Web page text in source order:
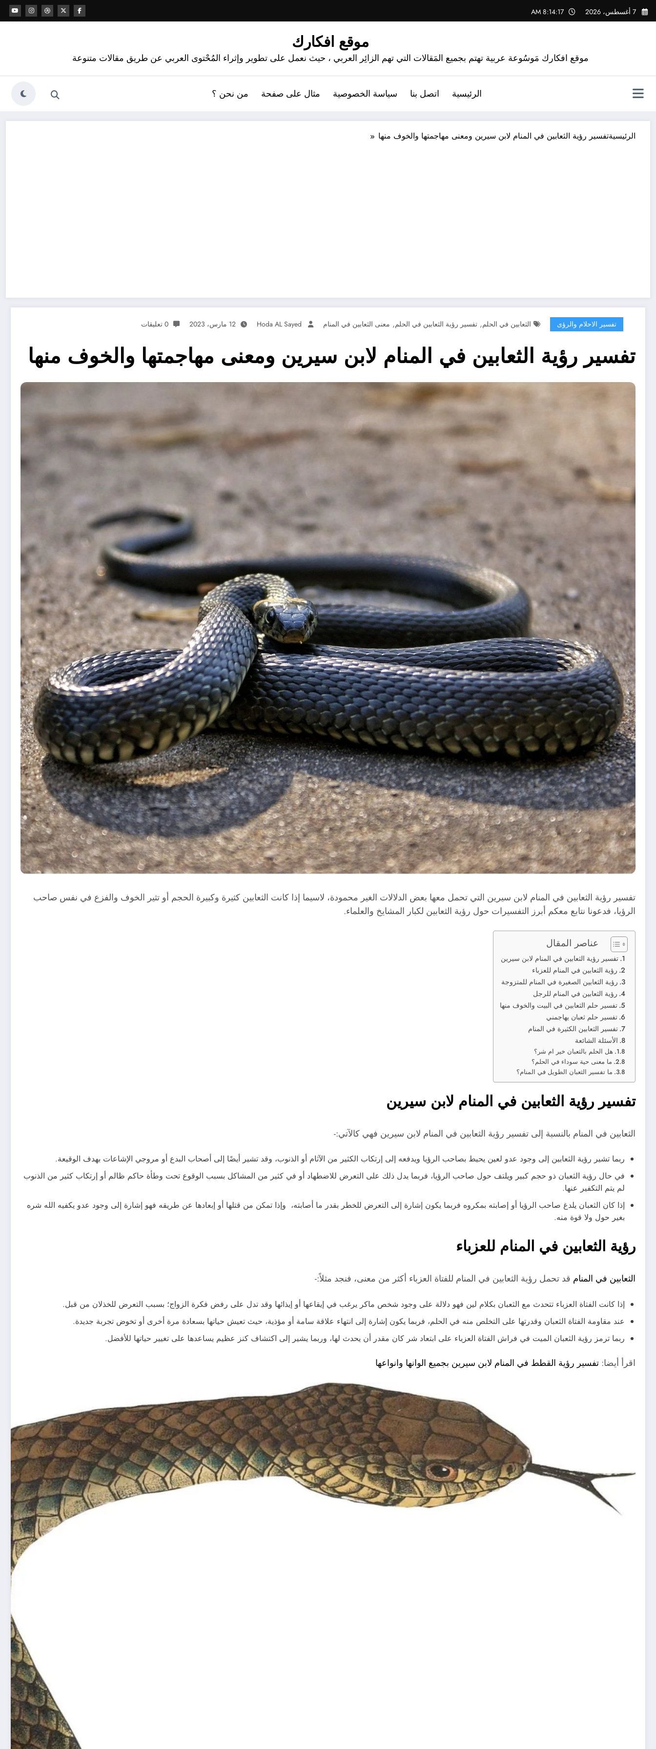
التجاوز
إلى
7 أغسطس، 2026 8:14:19 AM
موقع افكارك
موقع افكارك مَوسُوعة عربية تهتم بجميع المَقالات التي تهم الزائِر العربي ، حيث نعمل على تطوير وإثراء المُحْتوى العربي عن طريق مقالات متنوعة
الرئيسية اتصل بنا سياسة الخصوصية مثال على صفحة من نحن ؟
الرئيسيةتفسير رؤية الثعابين في المنام لابن سيرين ومعنى مهاجمتها والخوف منها
تفسير الاحلام والرؤى الثعابين في الحلم, تفسير رؤية الثعابين في الحلم, معنى الثعابين في المنام Hoda AL Sayed 12 مارس، 2023 0 تعليقات
تفسير رؤية الثعابين في المنام لابن سيرين ومعنى مهاجمتها والخوف منها
تفسير رؤية الثعابين في المنام لابن سيرين التي تحمل معها بعض الدلالات الغير محمودة، لاسيما إذا كانت الثعابين كثيرة وكبيرة الحجم أو تثير الخوف والفزع في نفس صاحب
الرؤيا، فدعونا نتابع معكم أبرز التفسيرات حول رؤية الثعابين لكبار المشايخ والعلماء.
عناصر المقال
تفسير رؤية الثعابين في المنام لابن سيرين
رؤية الثعابين في المنام للعزباء
رؤية الثعابين الصغيرة في المنام للمتزوجة
رؤية الثعابين في المنام للرجل
تفسير حلم الثعابين في البيت والخوف منها
تفسير حلم ثعبان يهاجمني
تفسير الثعابين الكثيرة في المنام
الأسئلة الشائعة
هل الحلم بالثعبان خير ام شر؟
ما معنى حية سوداء في الحلم؟
ما تفسير الثعبان الطويل في المنام؟
تفسير رؤية الثعابين في المنام لابن سيرين
الثعابين في المنام بالنسبة إلى تفسير رؤية الثعابين في المنام لابن سيرين فهي كالآتي:-
ربما تشير رؤية الثعابين إلى وجود عدو لعين يحيط بصاحب الرؤيا ويدفعه إلى إرتكاب الكثير من الآثام أو الذنوب، وقد تشير أيضًا إلى أصحاب البدع أو مروجي الإشاعات بهدف الوقيعة.
في حال رؤية الثعبان ذو حجم كبير ويلتف حول صاحب الرؤيا، فربما يدل ذلك على التعرض للاضطهاد أو في كثير من المشاكل بسبب الوقوع تحت وطأة حاكم ظالم أو إرتكاب كثير من الذنوب
لم يتم التكفير عنها.
إذا كان الثعبان يلدغ صاحب الرؤيا أو إصابته بمكروه فربما يكون إشارة إلى التعرض للخطر بقدر ما أصابته، وإذا تمكن من قتلها أو إبعادها عن طريقه فهو إشارة إلى وجود عدو يكفيه الله شره
بغير حول ولا قوة منه.
رؤية الثعابين في المنام للعزباء
الثعابين في المنام قد تحمل رؤية الثعابين في المنام للفتاة العزباء أكثر من معنى، فنجد مثلاً:-
إذا كانت الفتاة العزباء تتحدث مع الثعبان بكلام لين فهو دلالة على وجود شخص ماكر يرغب في إيقاعها أو إيذائها وقد تدل على رفض فكرة الزواج؛ بسبب التعرض للخذلان من قبل.
عند مقاومة الفتاة الثعبان وقدرتها على التخلص منه في الحلم، فربما يكون إشارة إلى انتهاء علاقة سامة أو مؤذية، حيث تعيش حياتها بسعادة مرة أخرى أو تخوض تجربة جديدة.
ربما ترمز رؤية الثعبان الميت في فراش الفتاة العزباء على ابتعاد شر كان مقدر أن يحدث لها، وربما يشير إلى اكتشاف كنز عظيم يساعدها على تغيير حياتها للأفضل.
اقرأ أيضا: تفسير رؤية القطط في المنام لابن سيرين بجميع الوانها وانواعها